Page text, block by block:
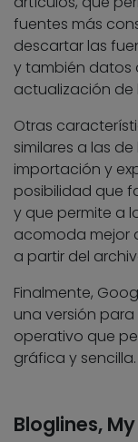
fuentes más
descartar las
y también datos
actualización de
Otras
similares a las
importación y
posibilidad que
y que permite a
acomoda mejor
a partir del
Finalmente,
una versión
operativo que
gráfica y sencilla.
Bloglines,